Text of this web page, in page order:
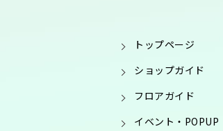
トップページ
ショップガイド
フロアガイド
イベント・POPUP